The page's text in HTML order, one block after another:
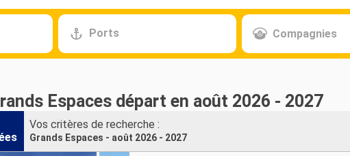
Ports Compagnies
Espaces départ en août 2026 - 2027
Vos critères de recherche :
Grands Espaces - août 2026 - 2027